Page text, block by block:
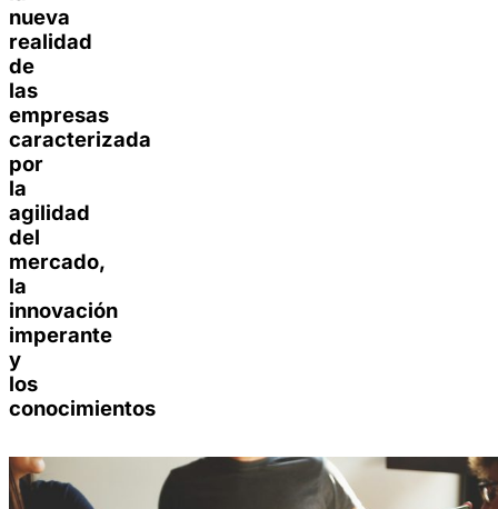
nueva
realidad
de
las
empresas
caracterizada
por
la
agilidad
del
mercado,
la
innovación
imperante
y
los
conocimientos